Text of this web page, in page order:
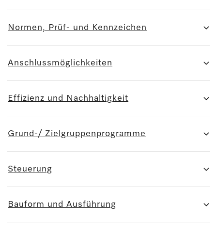
Normen, Prüf- und Kennzeichen
Anschlussmöglichkeiten
Effizienz und Nachhaltigkeit
Grund-/ Zielgruppenprogramme
Steuerung
Bauform und Ausführung